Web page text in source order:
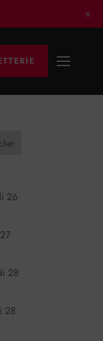
×
26
28
28